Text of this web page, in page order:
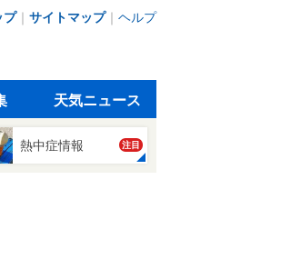
プ｜ サイトマップ｜ ヘルプ
天気ニュース
熱中症情報 注目